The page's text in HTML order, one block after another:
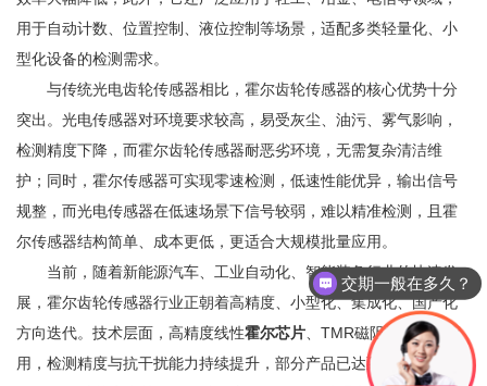
用于自动计数、位置控制、液位控制等场景，适配多类轻量化、小
型化设备的检测需求。
与传统光电齿轮传感器相比，霍尔齿轮传感器的核心优势十分
突出。光电传感器对环境要求较高，易受灰尘、油污、雾气影响，
检测精度下降，而霍尔齿轮传感器耐恶劣环境，无需复杂清洁维
护；同时，霍尔传感器可实现零速检测，低速性能优异，输出信号
规整，而光电传感器在低速场景下信号较弱，难以精准检测，且霍
尔传感器结构简单、成本更低，更适合大规模批量应用。
当前，随着新能源汽车、工业自动化、智能装备行业的快速发
展，霍尔齿轮传感器行业正朝着高精度、小型化、集成化、国产化
方向迭代。技术层面，高精度线性霍尔芯片 、TMR磁阻技术广泛应
用，检测精度与抗干扰能力持续提升，部分产品已达到ASIL-
交期一般在多久？